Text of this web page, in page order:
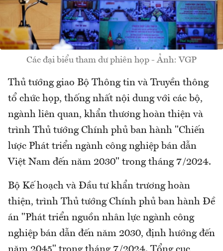
Các đại biểu tham dư phiên họp - Ảnh: VGP
Thủ tướng giao Bộ Thông tin và Truyền thông
tổ chức họp, thống nhất nội dung với các bộ,
ngành liên quan, khẩn thương hoàn thiện và
trình Thủ tướng Chính phủ ban hành "Chiến
lược Phát triển ngành công nghiệp bán dẫn
Việt Nam đến năm 2030" trong tháng 7/2024.
Bộ Kế hoạch và Đầu tư khẩn trương hoàn
thiện, trình Thủ tướng Chính phủ ban hành Đề
án "Phát triển nguồn nhân lực ngành công
nghiệp bán dẫn đến năm 2030, định hướng đến